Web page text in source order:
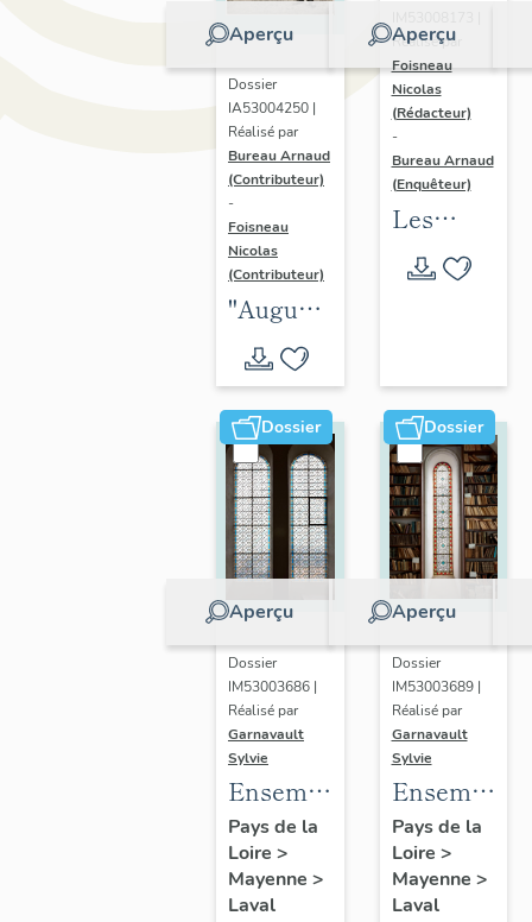
Aperçu
Dossier
IA53004250 |
Réalisé par
Bureau Arnaud
(Contributeur)
-
Foisneau
Nicolas
(Contributeur)
"Auguste
Alleaume
peintre-
verrier" :
présentation
de l'aire
d'étude
Aperçu
Réalisé par
Foisneau
Nicolas
(Rédacteur)
-
Bureau Arnaud
(Enquêteur)
Les
verrières
du
lavallois
Auguste
Alleaume
Dossier
Aperçu
Dossier
IM53003686 |
Réalisé par
Garnavault
Sylvie
Ensemble
de 18
verrières
géométriques
Pays de la
Loire >
Mayenne >
Laval
Dossier
Aperçu
Dossier
IM53003689 |
Réalisé par
Garnavault
Sylvie
Ensemble
de 8
verrières
en
Pays de la
Loire >
Mayenne >
Laval